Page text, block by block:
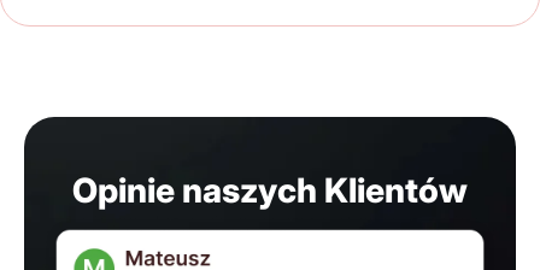
Opinie naszych Klientów